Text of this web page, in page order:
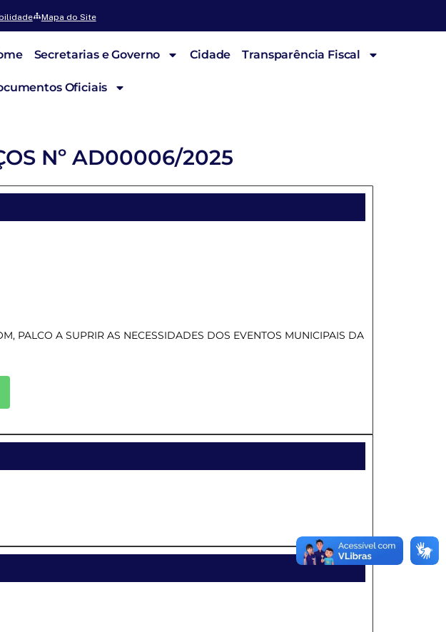
Mapa do Site
Secretarias e Governo Cidade Transparência Fiscal
Oficiais
Nº AD00006/2025
PALCO A SUPRIR AS NECESSIDADES DOS EVENTOS MUNICIPAIS DA